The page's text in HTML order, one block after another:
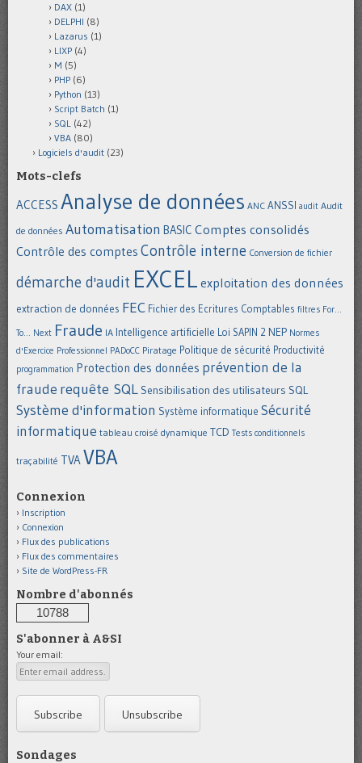
DAX (1)
DELPHI (8)
Lazarus (1)
LIXP (4)
M (5)
PHP (6)
Python (13)
Script Batch (1)
SQL (42)
VBA (80)
Logiciels d'audit (23)
Mots-clefs
ACCESS Analyse de données ANC ANSSI audit Audit
de données Automatisation BASIC Comptes consolidés
Contrôle des comptes Contrôle interne Conversion de fichier
démarche d'audit EXCEL exploitation des données
extraction de données FEC Fichier des Ecritures Comptables filtres For...
To... Next Fraude IA Intelligence artificielle Loi SAPIN 2 NEP Normes
d'Exercice Professionnel PADoCC Piratage Politique de sécurité Productivité
programmation Protection des données prévention de la
fraude requête SQL Sensibilisation des utilisateurs SQL
Système d'information Système informatique Sécurité
informatique tableau croisé dynamique TCD Tests conditionnels
traçabilité TVAVBA
Connexion
Inscription
Connexion
Flux des publications
Flux des commentaires
Site de WordPress-FR
Nombre d'abonnés
10788
S'abonner à A&SI
Your email:
Sondages